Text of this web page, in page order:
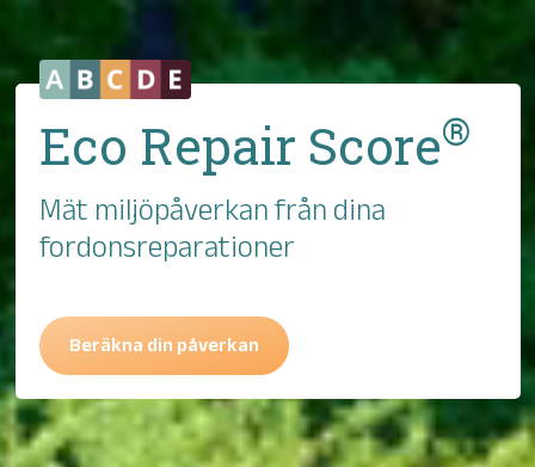
Eco Repair Score®
Mät miljöpåverkan från dina
fordonsreparationer
Beräkna din påverkan